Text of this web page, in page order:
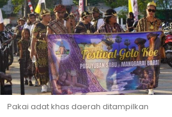
Pakai adat khas daerah ditampilkan